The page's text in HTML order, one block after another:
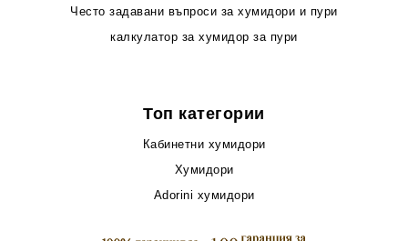
Често задавани въпроси за хумидори и пури
калкулатор за хумидор за пури
Топ категории
Кабинетни хумидори
Хумидори
Adorini хумидори